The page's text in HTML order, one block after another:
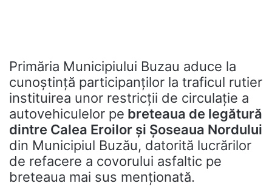
Primăria Municipiului Buzau aduce la
cunoștință participanților la traficul rutier
instituirea unor restricții de circulație a
autovehiculelor pe breteaua de legătură
dintre Calea Eroilor și Șoseaua Nordului
din Municipiul Buzău, datorită lucrărilor
de refacere a covorului asfaltic pe
breteaua mai sus menționată.